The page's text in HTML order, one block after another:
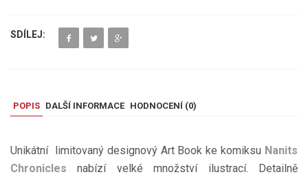
SDÍLEJ:
POPIS DALŠÍ INFORMACE HODNOCENÍ (0)
Unikátní limitovaný designový Art Book ke komiksu Nanits
Chronicles nabízí velké množství ilustrací. Detailně